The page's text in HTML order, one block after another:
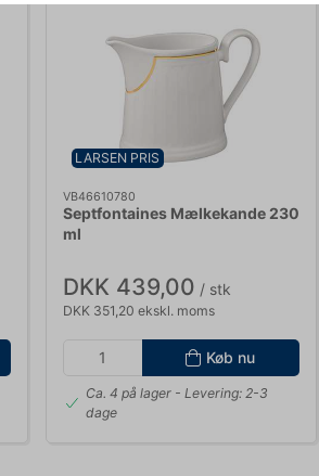
LARSEN PRIS
VB46610780
Septfontaines Mælkekande 230
ml
DKK 439,00 / stk
DKK 351,20 ekskl. moms
Køb nu
Ca. 4 på lager- Levering: 2-3
dage